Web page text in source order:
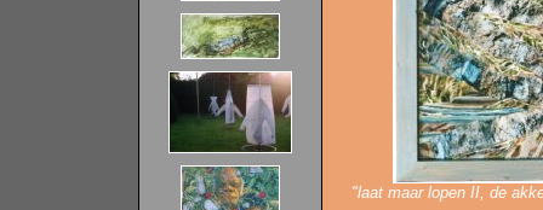
"laat maar lopen II, de